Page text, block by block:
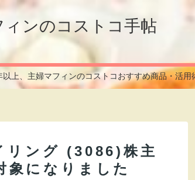
ィンのコストコ手帖
以上、主婦マフィンのコストコおすすめ商品・活用
リング (3086)株主
象になりました